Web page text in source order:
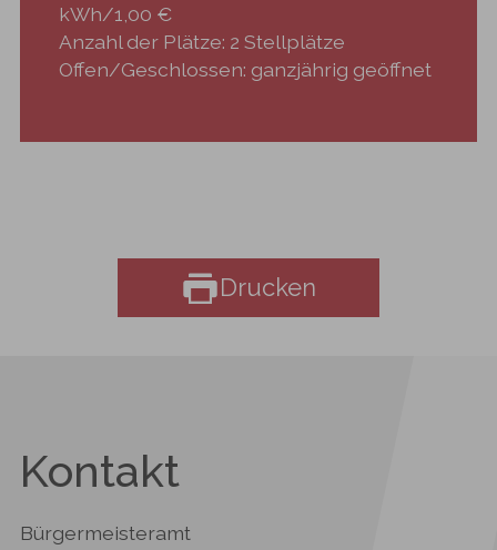
kWh/1,00 €
Anzahl der Plätze: 2 Stellplätze
Offen/Geschlossen: ganzjährig geöffnet
Drucken
Kontakt
Bürgermeisteramt